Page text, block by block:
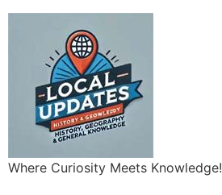
Where Curiosity Meets Knowledge!